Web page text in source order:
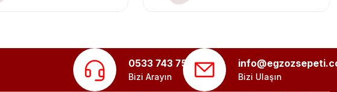
0533 743 75 56
Bizi Arayın Bizi Ulaşın